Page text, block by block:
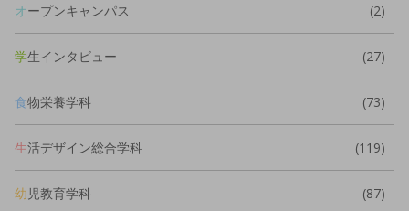
オープンキャンパス (2)
学生インタビュー (27)
食物栄養学科 (73)
生活デザイン総合学科 (119)
幼児教育学科 (87)